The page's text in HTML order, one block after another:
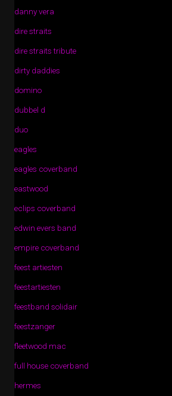
danny vera
dire straits
dire straits tribute
dirty daddies
domino
dubbel d
duo
eagles
eagles coverband
eastwood
eclips coverband
edwin evers band
empire coverband
feest artiesten
feestartiesten
feestband solidair
feestzanger
fleetwood mac
full house coverband
hermes